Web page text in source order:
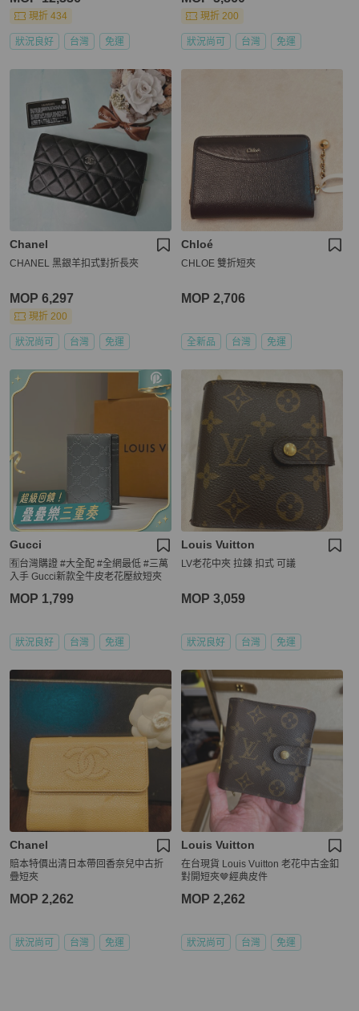
現折 434
狀況良好 台灣 免運
現折 200
狀況尚可 台灣 免運
Chanel
CHANEL 黑銀羊扣式對折長夾
MOP 6,297
現折 200
狀況尚可 台灣 免運
Chloé
CHLOE 雙折短夾
MOP 2,706
全新品 台灣 免運
Gucci
🈶台灣購證 #大全配 #全網最低 #三萬
入手 Gucci新款全牛皮老花壓紋短夾
MOP 1,799
狀況良好 台灣 免運
Louis Vuitton
LV老花中夾 拉鍊 扣式 可議
MOP 3,059
狀況良好 台灣 免運
Chanel
賠本特價出清日本帶回香奈兒中古折
疊短夾
MOP 2,262
狀況尚可 台灣 免運
Louis Vuitton
在台現貨 Louis Vuitton 老花中古金釦
對開短夾🤎經典皮件
MOP 2,262
狀況尚可 台灣 免運